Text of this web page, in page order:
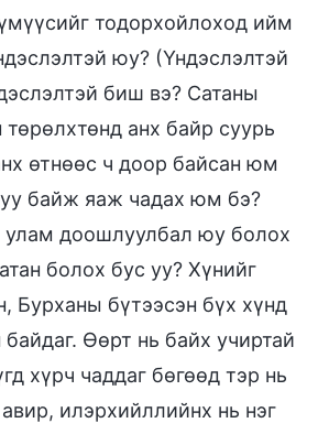
тодорхойлоход ийм
юу? (Үндэслэлтэй
биш вэ? Сатаны
төрөлхтөнд анх байр суурь
өтнөөс ч доор байсан юм
байж яаж чадах юм бэ?
улам доошлуулбал юу болох
болох бус уу? Хүнийг
Бурханы бүтээсэн бүх хүнд
Өөрт нь байх учиртай
хүрч чаддаг бөгөөд тэр нь
илэрхийллийнх нь нэг